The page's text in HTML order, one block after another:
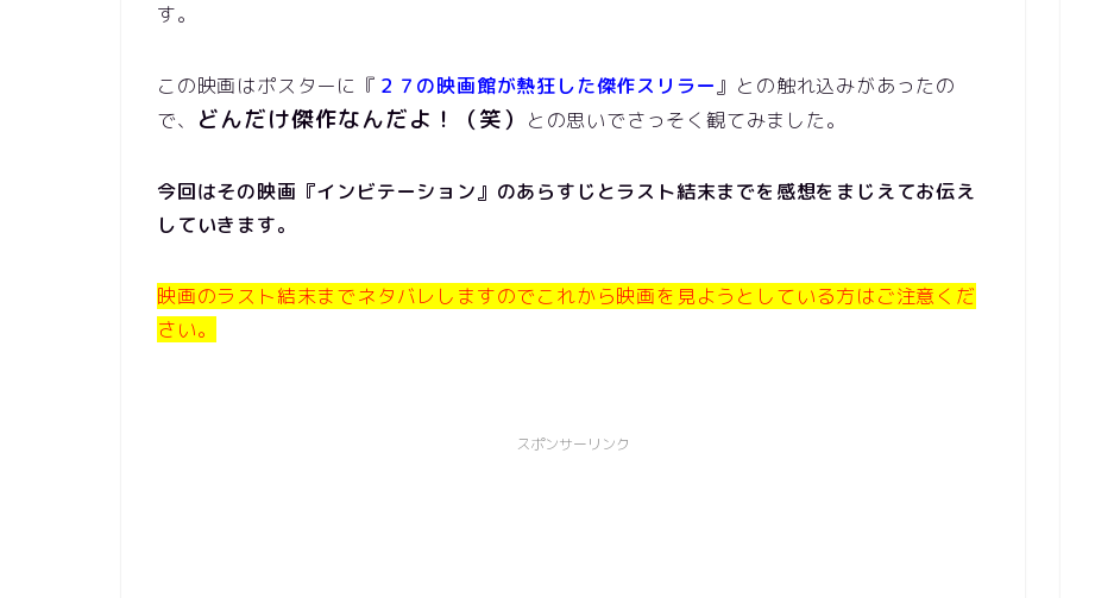
す。
この映画はポスターに『 ２７の映画館が熱狂した傑作スリラー』との触れ込みがあったの
で、
どんだけ傑作なんだよ！（笑） との思いでさっそく観てみました。
今回はその映画『インビテーション』のあらすじとラスト結末までを 感想をまじえてお伝え
していきます。
映画のラスト結末までネタバレしますのでこれから映画を見ようとしている方はご注意くだ
さい。
スポンサーリンク